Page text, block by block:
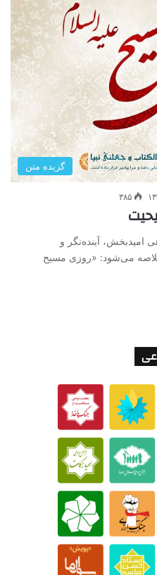
گزیده متن
۳۸۵
امیدبخش، آینده‌نگر و
می‌شود: «روزی مسیح